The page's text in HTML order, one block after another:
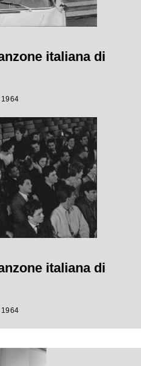
italiana di
italiana di